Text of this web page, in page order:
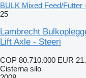
BULK Mixed Feed/Futter
25
Lambrecht
Lift Axle - Steeri
COP 80.710.000 EUR
Cisterna silo